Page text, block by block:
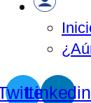
Linkedin